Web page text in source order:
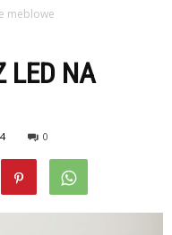
meblowe
LED NA
0